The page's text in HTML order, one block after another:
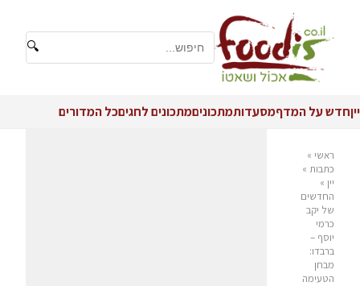
🔍
ייןחדש על המדףמסעדותמתכוניםמתכונים לחגיםכל המדורים
ראשי »
כתבות »
יין »
החדשים
של יקב
כרמי
יוסף –
ברבדו:
מבחן
הטעימה